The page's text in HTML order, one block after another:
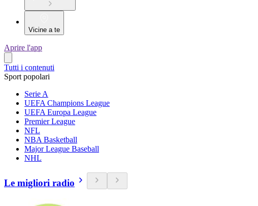
Vicine a te
Aprire l'app
Tutti i contenuti
Sport popolari
Serie A
UEFA Champions League
UEFA Europa League
Premier League
NFL
NBA Basketball
Major League Baseball
NHL
Le migliori radio